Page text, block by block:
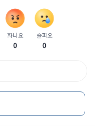
화나요
0
슬퍼요
0